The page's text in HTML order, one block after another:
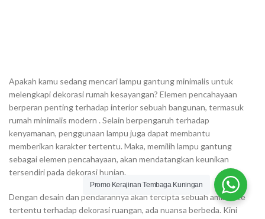
Apakah kamu sedang mencari lampu gantung minimalis untuk
melengkapi dekorasi rumah kesayangan? Elemen pencahayaan
berperan penting terhadap interior sebuah bangunan, termasuk
rumah minimalis modern . Selain berpengaruh terhadap
kenyamanan, penggunaan lampu juga dapat membantu
memberikan karakter tertentu. Maka, memilih lampu gantung
sebagai elemen pencahayaan, akan mendatangkan keunikan
tersendiri pada dekorasi hunian.
Dengan desain dan pendarannya akan tercipta sebuah ambience
tertentu terhadap dekorasi ruangan, ada nuansa berbeda. Kini
Promo Kerajinan Tembaga Kuningan